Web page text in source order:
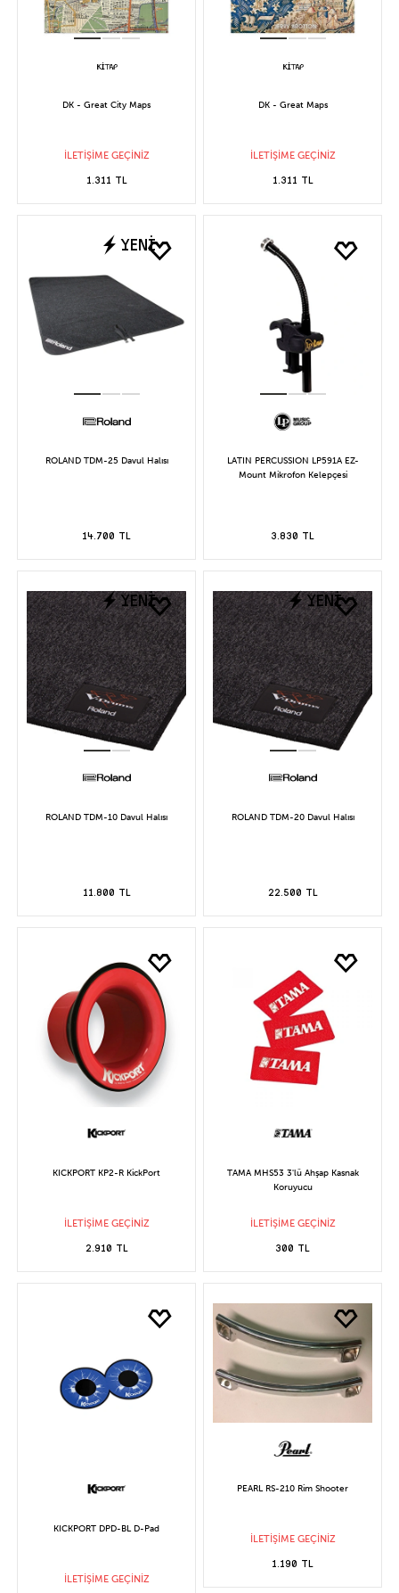
DK - Great City Maps
İLETİŞİME GEÇİNİZ
1.311 TL
DK - Great Maps
İLETİŞİME GEÇİNİZ
1.311 TL
YENİ
ROLAND TDM-25 Davul Halısı
14.700 TL
LATIN PERCUSSION LP591A EZ-
Mount Mikrofon Kelepçesi
3.830 TL
YENİ
ROLAND TDM-10 Davul Halısı
11.800 TL
YENİ
ROLAND TDM-20 Davul Halısı
22.500 TL
KICKPORT KP2-R KickPort
İLETİŞİME GEÇİNİZ
2.910 TL
TAMA MHS53 3'lü Ahşap Kasnak
Koruyucu
İLETİŞİME GEÇİNİZ
300 TL
KICKPORT DPD-BL D-Pad
İLETİŞİME GEÇİNİZ
PEARL RS-210 Rim Shooter
İLETİŞİME GEÇİNİZ
1.190 TL